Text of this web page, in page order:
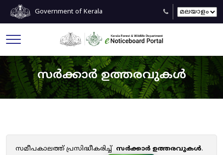
Government of Kerala
സർക്കാർ ഉത്തരവുകൾ
സമീപകാലത്ത് പ്രസിദ്ധീകരിച്ച് സർക്കാർ ഉത്തരവുകൾ.